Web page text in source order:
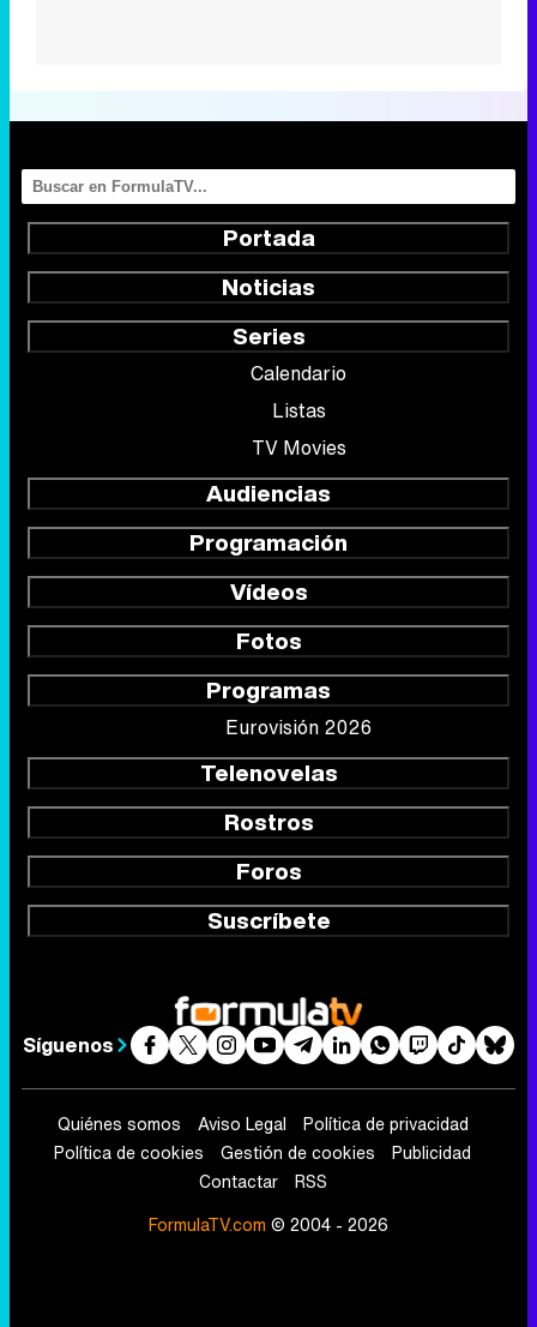
Portada
Noticias
Series
Calendario
Listas
TV Movies
Audiencias
Programación
Vídeos
Fotos
Programas
Eurovisión 2026
Telenovelas
Rostros
Foros
Suscríbete
Síguenos
Quiénes somos Aviso Legal
Política de privacidad
Política de cookies
Gestión de cookies
Publicidad
Contactar
RSS
FormulaTV.com © 2004 - 2026